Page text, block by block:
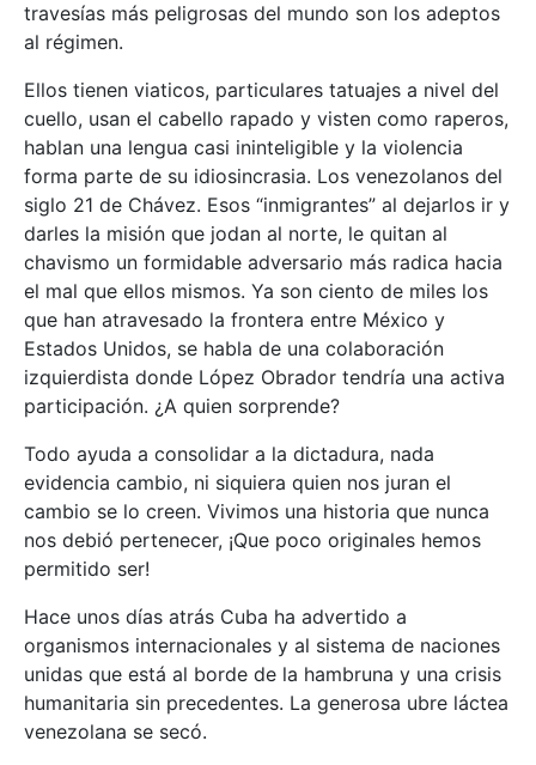
travesías más peligrosas del mundo son los adeptos
al régimen.
Ellos tienen viaticos, particulares tatuajes a nivel del
cuello, usan el cabello rapado y visten como raperos,
hablan una lengua casi ininteligible y la violencia
forma parte de su idiosincrasia. Los venezolanos del
siglo 21 de Chávez. Esos “inmigrantes” al dejarlos ir y
darles la misión que jodan al norte, le quitan al
chavismo un formidable adversario más radica hacia
el mal que ellos mismos. Ya son ciento de miles los
que han atravesado la frontera entre México y
Estados Unidos, se habla de una colaboración
izquierdista donde López Obrador tendría una activa
participación. ¿A quien sorprende?
Todo ayuda a consolidar a la dictadura, nada
evidencia cambio, ni siquiera quien nos juran el
cambio se lo creen. Vivimos una historia que nunca
nos debió pertenecer, ¡Que poco originales hemos
permitido ser!
Hace unos días atrás Cuba ha advertido a
organismos internacionales y al sistema de naciones
unidas que está al borde de la hambruna y una crisis
humanitaria sin precedentes. La generosa ubre láctea
venezolana se secó.